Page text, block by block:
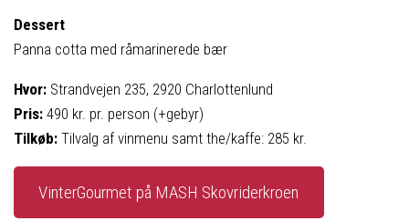
Dessert
Panna cotta med råmarinerede bær
Hvor: Strandvejen 235, 2920 Charlottenlund
Pris: 490 kr. pr. person (+gebyr)
Tilkøb: Tilvalg af vinmenu samt the/kaffe: 285 kr.
VinterGourmet på MASH Skovriderkroen